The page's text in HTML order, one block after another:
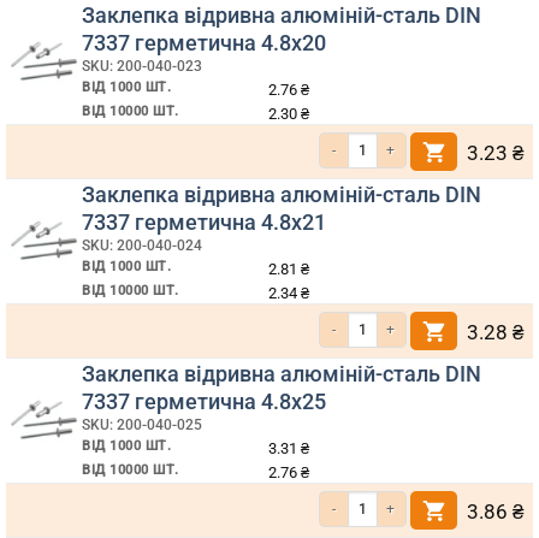
Заклепка відривна алюміній-сталь DIN
7337 герметична 4.8х20
SKU: 200-040-023
ВІД 1000 ШТ. 2.76 ₴
ВІД 10000 ШТ. 2.30 ₴
Кількість Заклепка відривна
3.23 ₴
Заклепка відривна алюміній-сталь DIN
7337 герметична 4.8х21
SKU: 200-040-024
ВІД 1000 ШТ. 2.81 ₴
ВІД 10000 ШТ. 2.34 ₴
Кількість Заклепка відривна
3.28 ₴
Заклепка відривна алюміній-сталь DIN
7337 герметична 4.8х25
SKU: 200-040-025
ВІД 1000 ШТ. 3.31 ₴
ВІД 10000 ШТ. 2.76 ₴
Кількість Заклепка відривна
3.86 ₴